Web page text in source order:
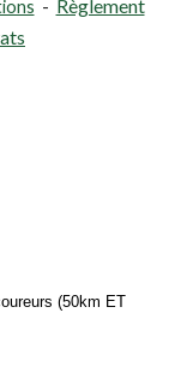
- Règlement
(50km ET